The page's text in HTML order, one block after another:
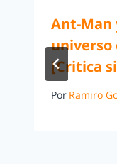
Ant-Man
universo
[Critica
Por Ramiro